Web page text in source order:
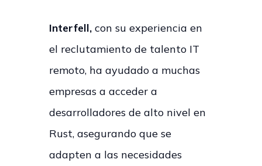
Interfell, con su experiencia en
el reclutamiento de talento IT
remoto, ha ayudado a muchas
empresas a acceder a
desarrolladores de alto nivel en
Rust, asegurando que se
adapten a las necesidades